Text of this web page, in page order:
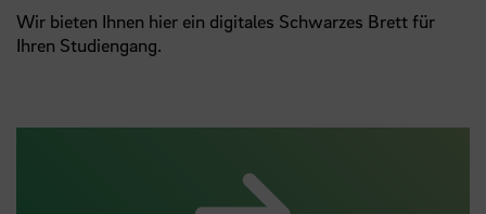
Wir bieten Ihnen hier ein digitales Schwarzes Brett für
Ihren Studiengang.